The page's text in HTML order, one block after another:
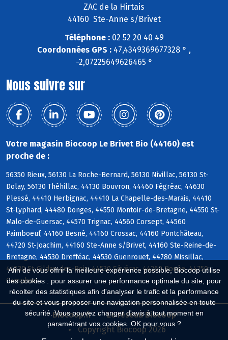
Afin de vous offrir la meilleure expérience possible, Biocoop utilise
des cookies : pour assurer une performance optimale du site, pour
récolter des statistiques afin d'analyser le trafic et la performance
du site et vous proposer une navigation personnalisée en toute
sécurité. Vous pouvez changer d'avis à tout moment en
paramétrant vos cookies. OK pour vous ?
ZAC de la Hirtais
44160 Ste-Anne s/Brivet
Téléphone :02 52 20 40 49
Coordonnées GPS : 47,4349369677328 ° ,
-2,07225649626465 °
Nous suivre sur
Votre magasin Biocoop Le Brivet Bio (44160) est
proche de :
56350 Rieux, 56130 La Roche-Bernard, 56130 Nivillac, 56130 St-
Dolay, 56130 Théhillac, 44130 Bouvron, 44460 Fégréac, 44630
Plessé, 44410 Herbignac, 44410 La Chapelle-des-Marais, 44410
St-Lyphard, 44480 Donges, 44550 Montoir-de-Bretagne, 44550 St-
Malo-de-Guersac, 44570 Trignac, 44560 Corsept, 44560
Paimboeuf, 44160 Besné, 44160 Crossac, 44160 Pontchâteau,
44720 St-Joachim, 44160 Ste-Anne s/Brivet, 44160 Ste-Reine-de-
Bretagne, 44530 Drefféac, 44530 Guenrouet, 44780 Missillac,
44530 St-Gildas-des-Bois, 44530 Sévérac, 44260 Bouée, 44750
Campbon
Biocoop.fr
Le réseau Biocoop
Copyright Biocoop 2026